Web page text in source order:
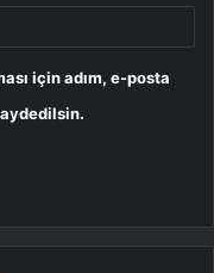
için adım, e-posta